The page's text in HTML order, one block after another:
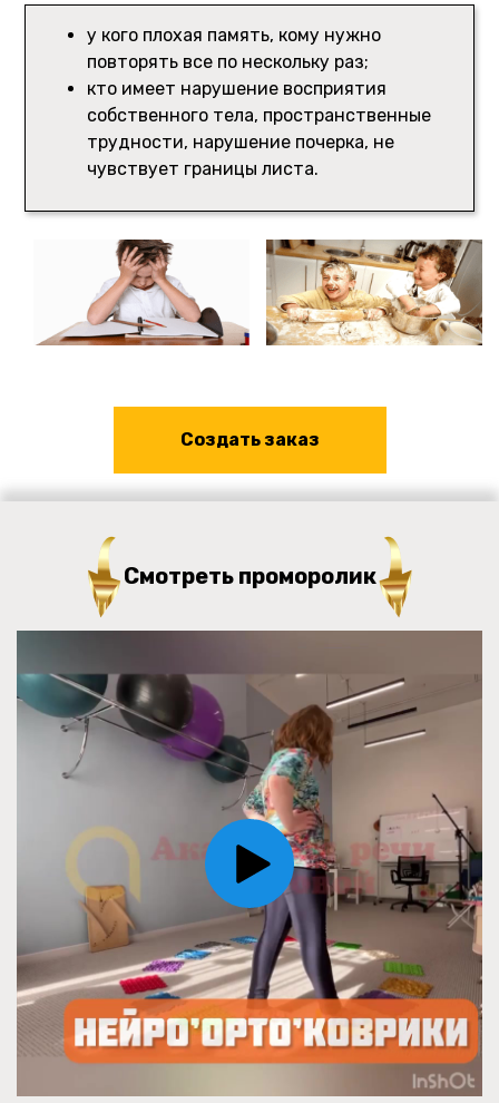
у кого плохая память, кому нужно
повторять все по нескольку раз;
кто имеет нарушение восприятия
собственного тела, пространственные
трудности, нарушение почерка, не
чувствует границы листа.
Cоздать заказ
Смотреть проморолик